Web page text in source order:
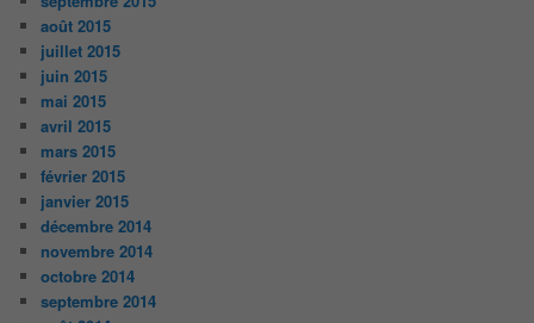
août 2015
juillet 2015
juin 2015
mai 2015
avril 2015
mars 2015
février 2015
janvier 2015
décembre 2014
novembre 2014
octobre 2014
septembre 2014